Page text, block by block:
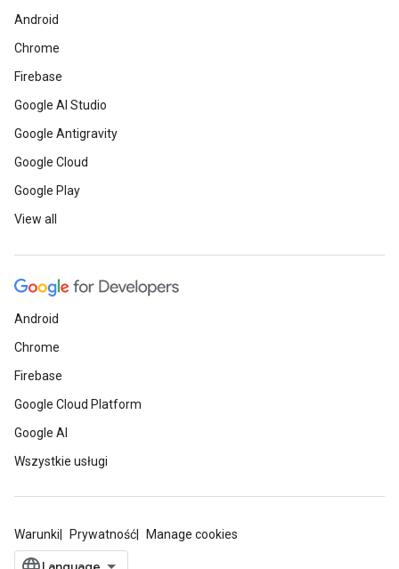
Android
Chrome
Firebase
Google AI Studio
Google Antigravity
Google Cloud
Google Play
View all
Android
Chrome
Firebase
Google Cloud Platform
Google AI
Wszystkie usługi
Warunki Prywatność Manage cookies